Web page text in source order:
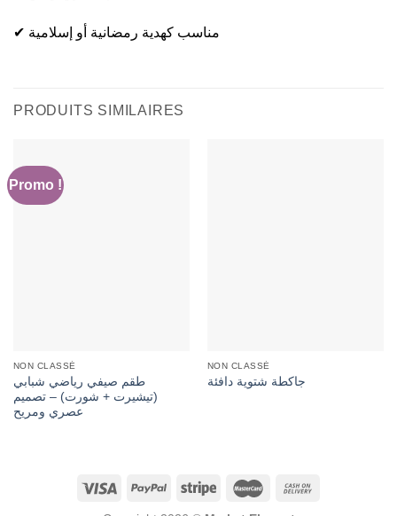
✔ مناسب كهدية رمضانية أو إسلامية
PRODUITS SIMILAIRES
Promo !
NON CLASSÉ
طقم صيفي رياضي شبابي
(تيشيرت + شورت) – تصميم
عصري ومريح
NON CLASSÉ
جاكطة شتوية دافئة